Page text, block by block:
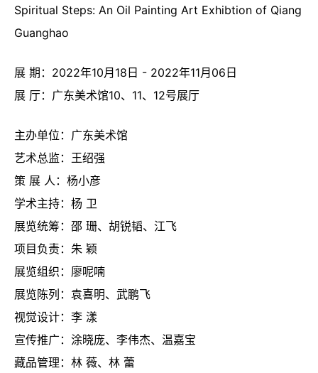
Spiritual Steps: An Oil Painting Art Exhibtion of Qiang
Guanghao
展 期：2022年10月18日 - 2022年11月06日
展 厅：广东美术馆10、11、12号展厅
主办单位：广东美术馆
艺术总监：王绍强
策 展 人：杨小彦
学术主持：杨 卫
展览统筹：邵 珊、胡锐韬、江飞
项目负责：朱 颖
展览组织：廖呢喃
展览陈列：袁喜明、武鹏飞
视觉设计：李 漾
宣传推广：涂晓庞、李伟杰、温嘉宝
藏品管理：林 薇、林 蕾